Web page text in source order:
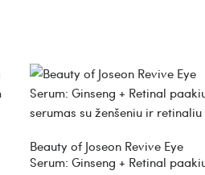
Beauty of Joseon Revive Eye
Serum: Ginseng + Retinal